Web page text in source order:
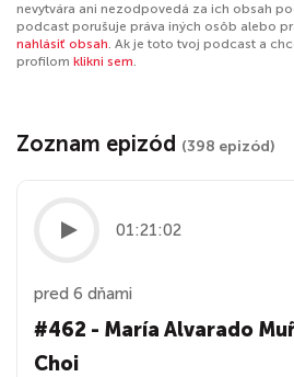
nevytvára ani nezodpovedá za ich obsah
podcast porušuje práva iných osôb alebo
nahlásiť obsah. Ak je toto tvoj podcast a
profilom klikni sem.
Zoznam epizód (398 epizód)
01:21:02
pred 6 dňami
#462 - María Alvarado
Choi